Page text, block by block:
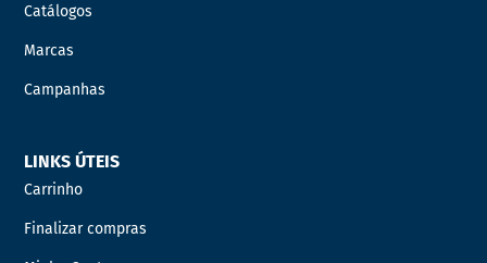
Catálogos
Marcas
Campanhas
LINKS ÚTEIS
Carrinho
Finalizar compras